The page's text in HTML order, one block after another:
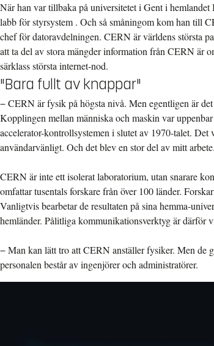
När han var tillbaka på universitetet i Gent i
labb för styrsystem . Och så småningom kom han till
chef för datoravdelningen. CERN är världens största
att ta del av stora mängder information från CERN är
särklass största internet-nod.
"Bara fullt av knappar"
−CERN är fysik på högsta nivå. Men egentligen är
Kopplingen mellan människa och maskin var
accelerator-kontrollsystemen i slutet av 1970-talet.
användarvänligt. Och det blev en stor del av mitt arbete.
CERN är inte ett isolerat laboratorium, utan snarare
omfattar tusentals forskare från över 100 länder.
Vanligtvis bearbetar de resultaten på sina hemma-
hemländer. Pålitliga kommunikationsverktyg är därför
−Man kan lätt tro att CERN anställer fysiker. Men de
personalen består av ingenjörer och administratörer.